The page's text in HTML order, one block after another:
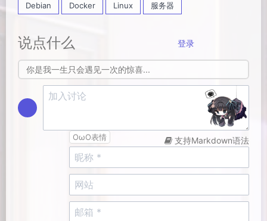
Debian Docker Linux 服务器
说点什么 登录
你是我一生只会遇见一次的惊喜...
OωO表情 支持Markdown语法